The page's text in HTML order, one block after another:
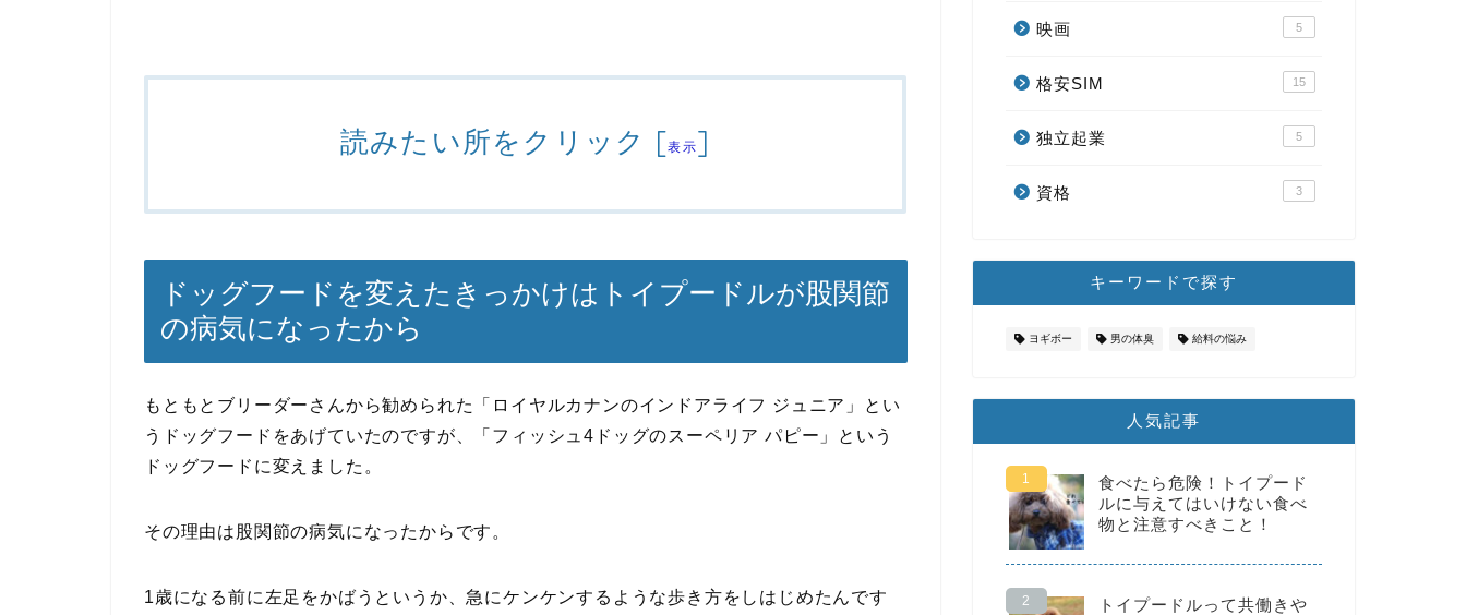
読みたい所をクリック [表示]
ドッグフードを変えたきっかけはトイプードルが股関節
の病気になったから
もともとブリーダーさんから勧められた「ロイヤルカナンのインドアライフ ジュニア」とい
うドッグフードをあげていたのですが、「フィッシュ4ドッグのスーペリア パピー」という
ドッグフードに変えました。
その理由は股関節の病気になったからです。
1歳になる前に左足をかばうというか、急にケンケンするような歩き方をしはじめたんです
映画 5
格安SIM 15
独立起業 5
資格 3
キーワードで探す
ヨギボー 男の体臭 給料の悩み
人気記事
食べたら危険！トイプード
ルに与えてはいけない食べ
物と注意すべきこと！
トイプードルって共働きや